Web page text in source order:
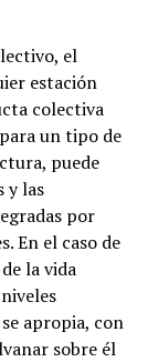
el
estación
colectiva
un tipo de
puede
y las
por
En el caso de
la vida
apropia, con
sobre él